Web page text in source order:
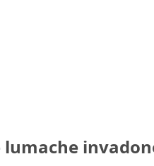
lumache